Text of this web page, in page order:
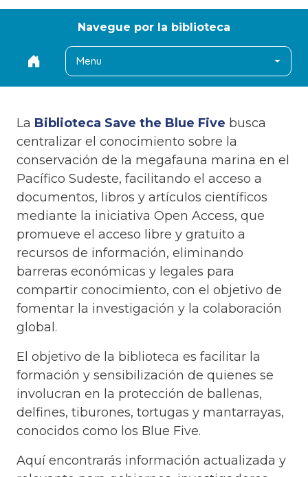
Navegue por la biblioteca
Menu
La Biblioteca Save the Blue Five busca
centralizar el conocimiento sobre la
conservación de la megafauna marina en el
Pacífico Sudeste, facilitando el acceso a
documentos, libros y artículos científicos
mediante la iniciativa Open Access, que
promueve el acceso libre y gratuito a
recursos de información, eliminando
barreras económicas y legales para
compartir conocimiento, con el objetivo de
fomentar la investigación y la colaboración
global.
El objetivo de la biblioteca es facilitar la
formación y sensibilización de quienes se
involucran en la protección de ballenas,
delfines, tiburones, tortugas y mantarrayas,
conocidos como los Blue Five.
Aquí encontrarás información actualizada y